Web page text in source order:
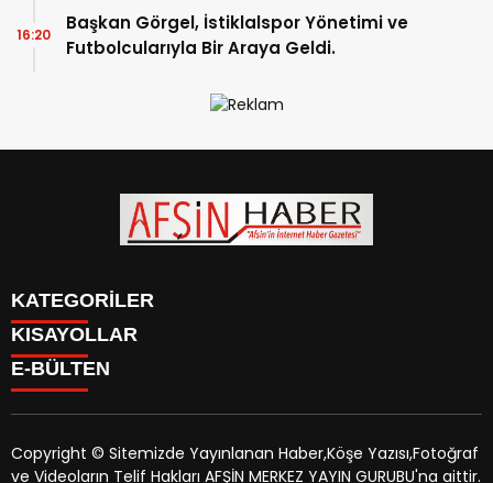
Başkan Görgel, İstiklalspor Yönetimi ve
Futbolcularıyla Bir Araya Geldi.
16:20
KATEGORİLER
SİYASET
EĞİTİM
MAGAZİN
MANŞETLER
KISAYOLLAR
SİYASET
EĞİTİM
KÜLTÜR SANAT
E-BÜLTEN
Copyright © Sitemizde Yayınlanan Haber,Köşe Yazısı,Fotoğraf
ve Videoların Telif Hakları AFŞİN MERKEZ YAYIN GURUBU'na aittir.